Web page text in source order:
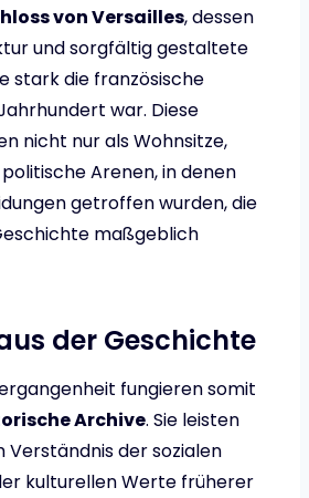
von Versailles, dessen
und sorgfältig gestaltete
stark die französische
war. Diese
nicht nur als Wohnsitze,
Arenen, in denen
getroffen wurden, die
maßgeblich
der Geschichte
fungieren somit
Archive. Sie leisten
Verständnis der sozialen
kulturellen Werte früherer